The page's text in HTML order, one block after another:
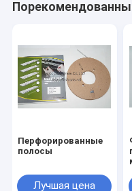
Перфорированные
полосы
Лучшая цена